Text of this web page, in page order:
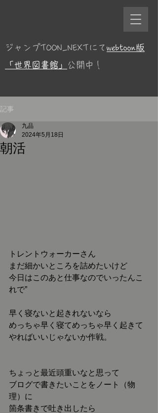
ジャンプTOON_NEXTにて webtoon版
「世界図書館」
公開中！
記事
朝活
九品
2024年5月18日
トレントウォーカーさん
まだ細かいところを詰めたいけど
今日はこのあと仕事なのでいったんこ
れで”
早く寝ないと起きれないなら
めっちゃ早く寝てめっちゃ早く起きて
やればいいじゃないか作戦。
ちょっと最近頭重いなと思って
ブログで書きたいことをノート（物
理）に
箇条書きで吐き出したら